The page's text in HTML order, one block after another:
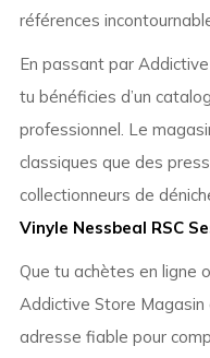
références
En passant par
tu bénéficies d’un
professionnel. Le
classiques que des
collectionneurs de
Vinyle Nessbeal RSC
Que tu achètes en ligne
Addictive Store
adresse fiable pour